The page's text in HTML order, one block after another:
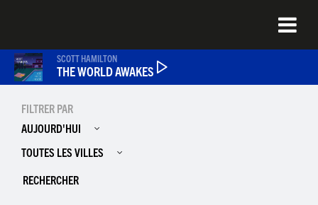
principal
ÉMISSIONS
SCOTT HAMILTON
THE WORLD AWAKES
FILTRER PAR
AUJOURD'HUI
TOUTES LES VILLES